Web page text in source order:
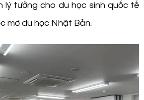
lý tưởng cho du học sinh quốc tế
mơ du học Nhật Bản.